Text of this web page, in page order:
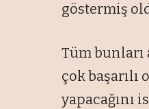
göstermiş
Tüm
çok
yapacağını